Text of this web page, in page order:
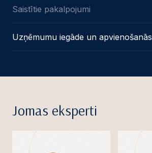
Saistītie pakalpojumi
Uzņēmumu iegāde un apvienošanās
Jomas eksperti